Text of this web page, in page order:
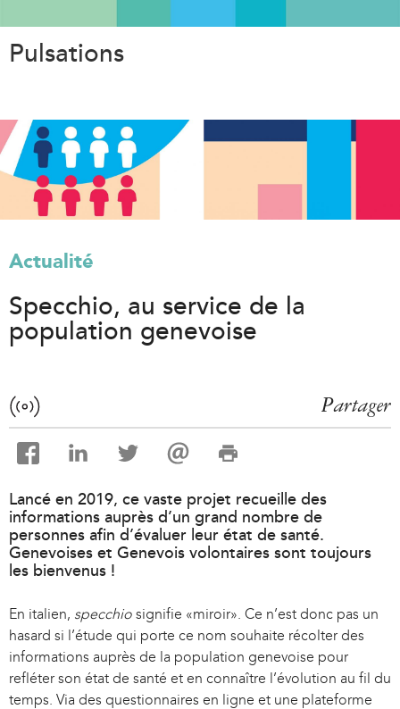
Pulsations
Actualité
Specchio, au service de la
population genevoise
Partager
Lancé en 2019, ce vaste projet recueille des
informations auprès d’un grand nombre de
personnes afin d’évaluer leur état de santé.
Genevoises et Genevois volontaires sont toujours
les bienvenus !
En italien, specchio signifie «miroir». Ce n’est donc pas un
hasard si l’étude qui porte ce nom souhaite récolter des
informations auprès de la population genevoise pour
refléter son état de santé et en connaître l’évolution au fil du
temps. Via des questionnaires en ligne et une plateforme